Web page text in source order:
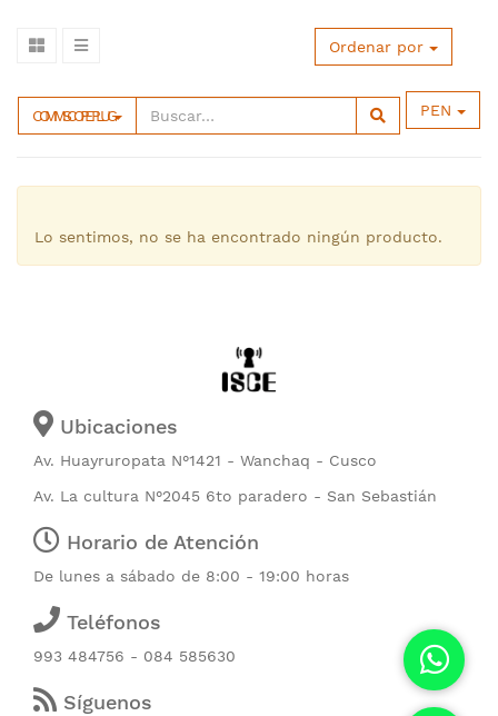
COMMSCOPE PLUG PEN
Ordenar por
Lo sentimos, no se ha encontrado ningún producto.
Ubicaciones
Av. Huayruropata N°1421 - Wanchaq - Cusco
Av. La cultura N°2045 6to paradero - San Sebastián
Horario de Atención
De lunes a sábado de 8:00 - 19:00 horas
Teléfonos
993 484756 - 084 585630
Síguenos